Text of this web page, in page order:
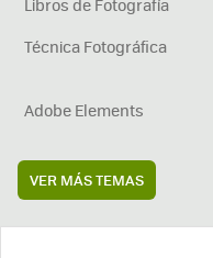
Técnica Fotográfica
Adobe Elements
VER MÁS TEMAS